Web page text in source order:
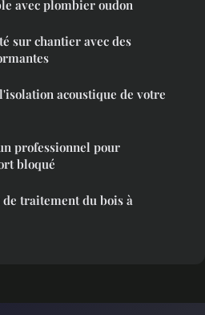
avec plombier oudon
sur chantier avec des
acoustique de votre
professionnel pour
bloqué
traitement du bois à